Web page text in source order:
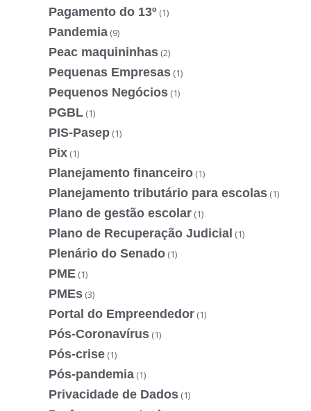
Pagamento do 13º (1)
Pandemia (9)
Peac maquininhas (2)
Pequenas Empresas (1)
Pequenos Negócios (1)
PGBL (1)
PIS-Pasep (1)
Pix (1)
Planejamento financeiro (1)
Planejamento tributário para escolas (1)
Plano de gestão escolar (1)
Plano de Recuperação Judicial (1)
Plenário do Senado (1)
PME (1)
PMEs (3)
Portal do Empreendedor (1)
Pós-Coronavírus (1)
Pós-crise (1)
Pós-pandemia (1)
Privacidade de Dados (1)